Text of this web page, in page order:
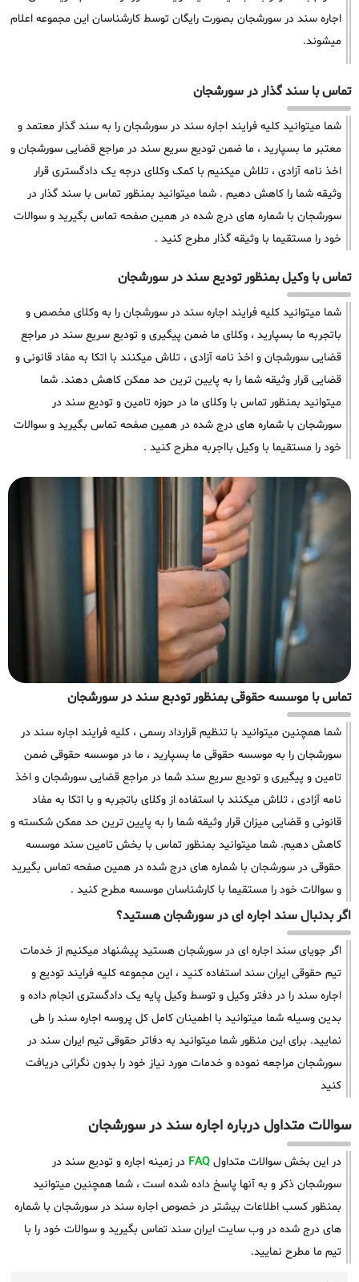
اجاره سند در سورشجان بصورت رایگان توسط کارشناسان این مجموعه اعلام
میشوند.
تماس با سند گذار در سورشجان
شما میتوانید کلیه فرایند اجاره سند در سورشجان را به سند گذار معتمد و
معتبر ما بسپارید ، ما ضمن تودیع سریع سند در مراجع قضایی سورشجان و
اخذ نامه آزادی ، تلاش میکنیم با کمک وکلای درجه یک دادگستری قرار
وثیقه شما را کاهش دهیم . شما میتوانید بمنظور تماس با سند گذار در
سورشجان با شماره های درج شده در همین صفحه تماس بگیرید و سوالات
خود را مستقیما با وثیقه گذار مطرح کنید .
تماس با وکیل بمنظور تودیع سند در سورشجان
شما میتوانید کلیه فرایند اجاره سند در سورشجان را به وکلای مخصص و
باتجربه ما بسپارید ، وکلای ما ضمن پیگیری و تودیع سریع سند در مراجع
قضایی سورشجان و اخذ نامه آزادی ، تلاش میکنند با اتکا به مفاد قانونی و
قضایی قرار وثیقه شما را به پایین ترین حد ممکن کاهش دهند. شما
میتوانید بمنظور تماس با وکلای ما در حوزه تامین و تودیع سند در
سورشجان با شماره های درج شده در همین صفحه تماس بگیرید و سوالات
خود را مستقیما با وکیل بااجربه مطرح کنید .
تماس با موسسه حقوقی بمنظور تودبع سند در سورشجان
شما همچنین میتوانید با تنظیم قرارداد رسمی ، کلیه فرایند اجاره سند در
سورشجان را به موسسه حقوقی ما بسپارید ، ما در موسسه حقوقی ضمن
تامین و پیگیری و تودیع سریع سند شما در مراجع قضایی سورشجان و اخذ
نامه آزادی ، تلاش میکنند با استفاده از وکلای باتجربه و با اتکا به مفاد
قانونی و قضایی میزان قرار وثیقه شما را به پایین ترین حد ممکن شکسته و
کاهش دهیم. شما میتوانید بمنظور تماس با بخش تامین سند موسسه
حقوقی در سورشجان با شماره های درج شده در همین صفحه تماس بگیرید
و سوالات خود را مستقیما با کارشناسان موسسه مطرح کنید .
اگر بدنبال سند اجاره ای در سورشجان هستید؟
اگر جویای سند اجاره ای در سورشجان هستید پیشنهاد میکنیم از خدمات
تیم حقوقی ایران سند استفاده کنید ، این مجموعه کلیه فرایند تودیع و
اجاره سند را در دفتر وکیل و توسط وکیل پایه یک دادگستری انجام داده و
بدین وسیله شما میتوانید با اطمینان کامل کل پروسه اجاره سند را طی
نمایید. برای این منظور شما میتوانید به دفاتر حقوقی تیم ایران سند در
سورشجان مراجعه نموده و خدمات مورد نیاز خود را بدون نگرانی دریافت
کنید
سوالات متداول درباره اجاره سند در سورشجان
در این بخش سوالات متداول FAQ در زمینه اجاره و تودیع سند در
سورشجان ذکر و به آنها پاسخ داده شده است ، شما همچنین میتوانید
بمنظور کسب اطلاعات بیشتر در خصوص اجاره سند در سورشجان با شماره
های درج شده در وب سایت ایران سند تماس بگیرید و سوالات خود را با
تیم ما مطرح نمایید.